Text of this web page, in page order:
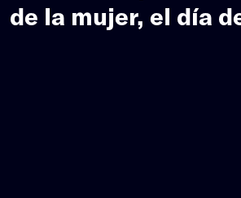
de la mujer, el día